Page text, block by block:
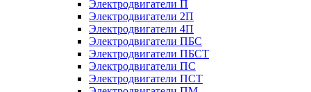
Электродвигатели П
Электродвигатели 2П
Электродвигатели 4П
Электродвигатели ПБС
Электродвигатели ПБСТ
Электродвигатели ПС
Электродвигатели ПСТ